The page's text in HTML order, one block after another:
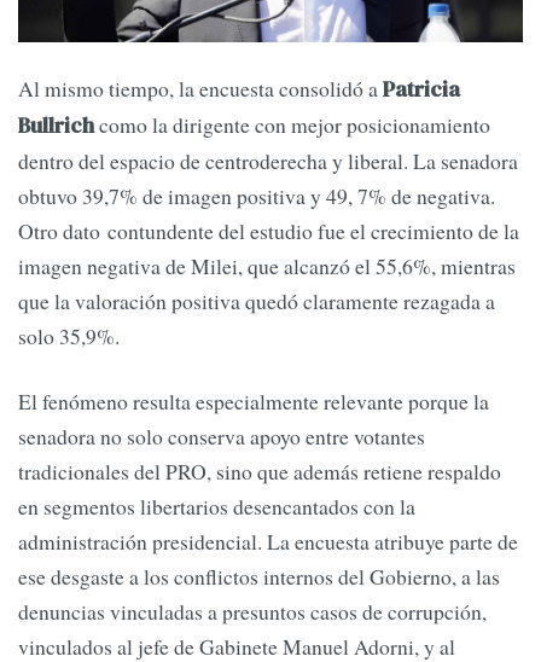
Al mismo tiempo, la encuesta consolidó aPatricia
Bullrichcomo la dirigente con mejor posicionamiento
dentro del espacio de centroderecha y liberal. La senadora
obtuvo 39,7% de imagen positiva y 49, 7% de negativa.
Otro dato contundente del estudio fue el crecimiento de la
imagen negativa de Milei, que alcanzó el 55,6%, mientras
que la valoración positiva quedó claramente rezagada a
solo 35,9%.
El fenómeno resulta especialmente relevante porque la
senadora no solo conserva apoyo entre votantes
tradicionales del PRO, sino que además retiene respaldo
en segmentos libertarios desencantados con la
administración presidencial. La encuesta atribuye parte de
ese desgaste a los conflictos internos del Gobierno, a las
denuncias vinculadas a presuntos casos de corrupción,
vinculados al jefe de Gabinete Manuel Adorni, y al